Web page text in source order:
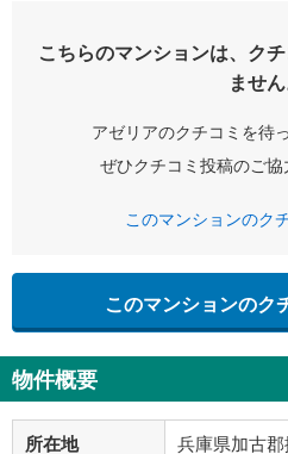
こちらのマンションは、ク
ません
アゼリアのクチコミを待
ぜひクチコミ投稿のご協
このマンションのク
このマンションのク
物件概要
所在地 兵庫県加古